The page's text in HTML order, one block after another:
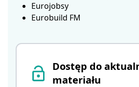
Dostęp do
materiału
Eurojobsy
Eurobuild FM